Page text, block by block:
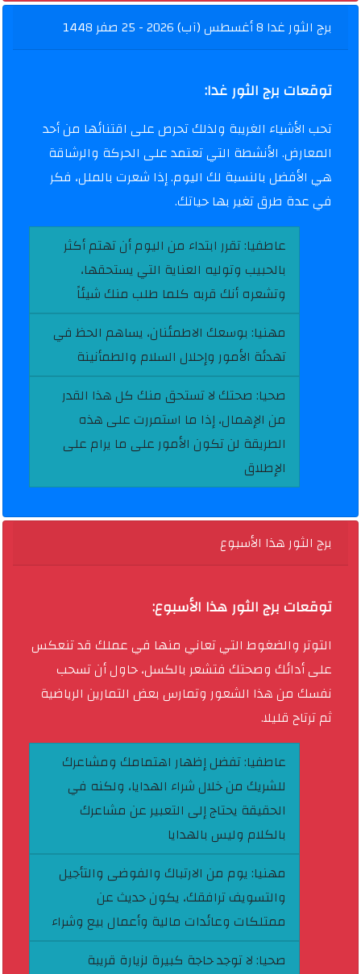
برج الثور غدا 8 أغسطس (آب) 2026 - 25 صفر 1448
توقعات برج الثور غدا:
تحب الأشياء الغريبة ولذلك تحرص على اقتنائها من أحد
المعارض. الأنشطة التي تعتمد على الحركة والرشاقة
هي الأفضل بالنسبة لك اليوم. إذا شعرت بالملل، فكر
في عدة طرق تغير بها حياتك.
عاطفيا:تقرر ابتداء من اليوم أن تهتم أكثر
بالحبيب وتوليه العناية التي يستحقها،
وتشعره أنك قربه كلما طلب منك شيئاً
مهنيا:بوسعك الاطمئنان، يساهم الحظ في
تهدئة الأمور وإحلال السلام والطمأنينة
صحيا: صحتك لا تستحق منك كل هذا القدر
من الإهمال، إذا ما استمررت على هذه
الطريقة لن تكون الأمور على ما يرام على
الإطلاق
برج الثور هذا الأسبوع
توقعات برج الثور هذا الأسبوع:
التوتر والضغوط التي تعاني منها في عملك قد تنعكس
على أدائك وصحتك فتشعر بالكسل، حاول أن تسحب
نفسك من هذا الشعور وتمارس بعض التمارين الرياضية
ثم ترتاح قليلا.
عاطفيا:تفضل إظهار اهتمامك ومشاعرك
للشريك من خلال شراء الهدايا، ولكنه في
الحقيقة يحتاج إلى التعبير عن مشاعرك
بالكلام وليس بالهدايا
مهنيا:يوم من الارتباك والفوضى والتأجيل
والتسويف ترافقك، يكون حديث عن
ممتلكات وعائدات مالية وأعمال بيع وشراء
صحيا:لا توجد حاجة كبيرة لزيارة قريبة